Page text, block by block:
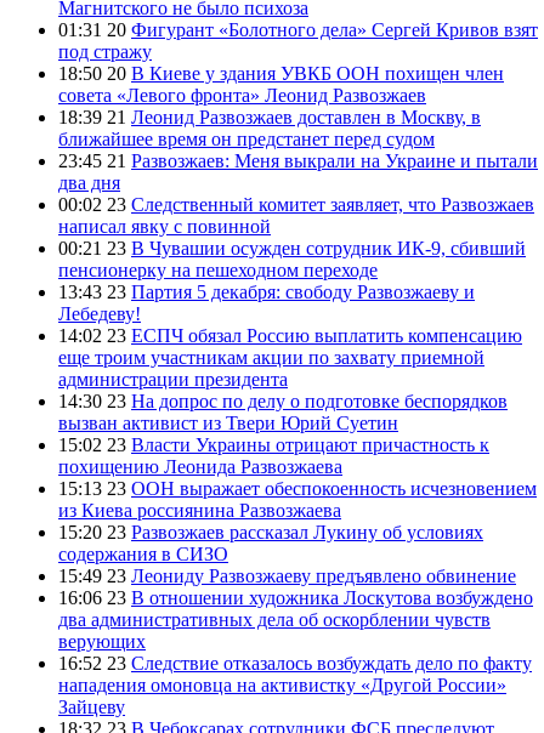
Магнитского не было психоза
01:31 20 Фигурант «Болотного дела» Сергей Кривов взят
под стражу
18:50 20 В Киеве у здания УВКБ ООН похищен член
совета «Левого фронта» Леонид Развозжаев
18:39 21 Леонид Развозжаев доставлен в Москву, в
ближайшее время он предстанет перед судом
23:45 21 Развозжаев: Меня выкрали на Украине и пытали
два дня
00:02 23 Следственный комитет заявляет, что Развозжаев
написал явку с повинной
00:21 23 В Чувашии осужден сотрудник ИК-9, сбивший
пенсионерку на пешеходном переходе
13:43 23 Партия 5 декабря: свободу Развозжаеву и
Лебедеву!
14:02 23 ЕСПЧ обязал Россию выплатить компенсацию
еще троим участникам акции по захвату приемной
администрации президента
14:30 23 На допрос по делу о подготовке беспорядков
вызван активист из Твери Юрий Суетин
15:02 23 Власти Украины отрицают причастность к
похищению Леонида Развозжаева
15:13 23 ООН выражает обеспокоенность исчезновением
из Киева россиянина Развозжаева
15:20 23 Развозжаев рассказал Лукину об условиях
содержания в СИЗО
15:49 23 Леониду Развозжаеву предъявлено обвинение
16:06 23 В отношении художника Лоскутова возбуждено
два административных дела об оскорблении чувств
верующих
16:52 23 Следствие отказалось возбуждать дело по факту
нападения омоновца на активистку «Другой России»
Зайцеву
18:32 23 В Чебоксарах сотрудники ФСБ преследуют